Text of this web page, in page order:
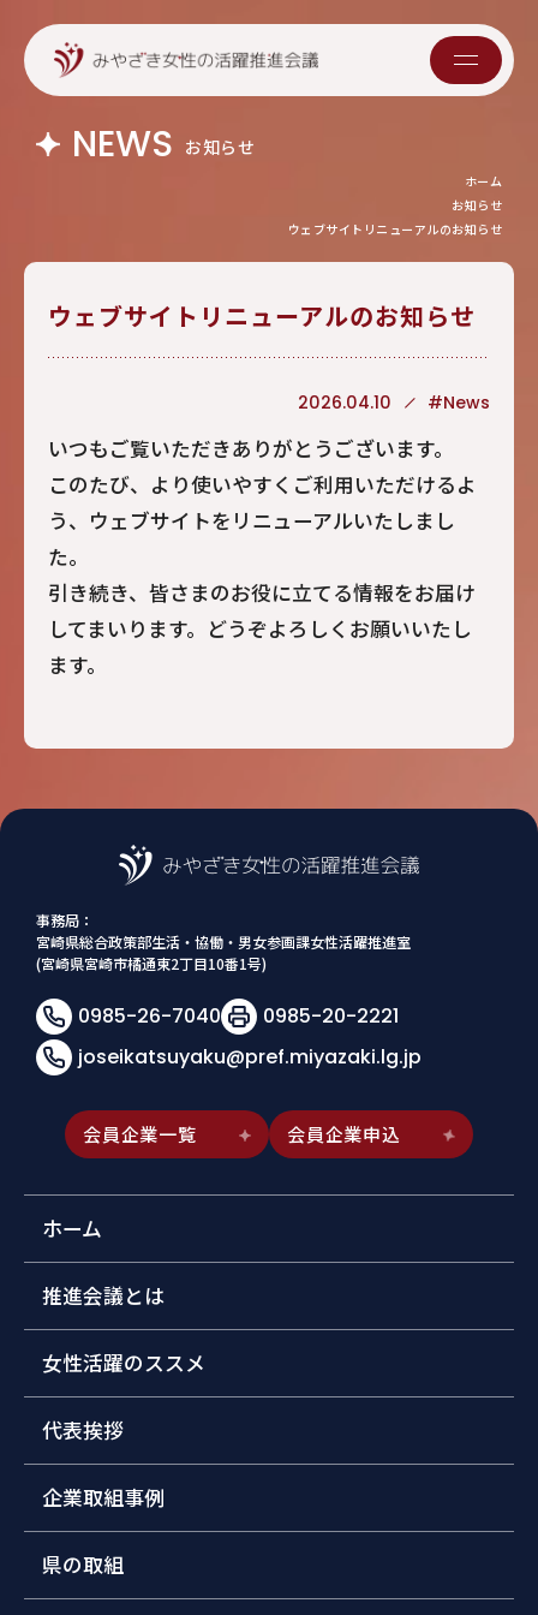
NEWS お知らせ
ホーム
お知らせ
ウェブサイトリニューアルのお知らせ
ウェブサイトリニューアルのお知らせ
2026.04.10 #News
いつもご覧いただきありがとうございます。
このたび、より使いやすくご利用いただけるよ
う、ウェブサイトをリニューアルいたしまし
た。
引き続き、皆さまのお役に立てる情報をお届け
してまいります。どうぞよろしくお願いいたし
ます。
事務局：
宮崎県総合政策部生活・協働・男女参画課女性活躍推進室
(宮崎県宮崎市橘通東2丁目10番1号)
0985-26-7040
0985-20-2221
joseikatsuyaku@pref.miyazaki.lg.jp
会員企業一覧 会員企業申込
ホーム
推進会議とは
女性活躍のススメ
代表挨拶
企業取組事例
県の取組